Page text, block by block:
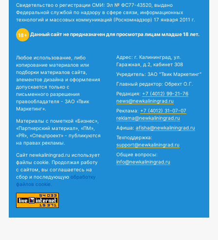
Свидетельство о регистрации СМИ: Эл № ФС77-43520, выдано
Федеральной службой по надзору в сфере связи, информационных
технологий и массовых коммуникаций (Роскомнадзор) 17 января 2011 г.
18+ Данный сайт не предназначен для просмотра лицам младше 18 лет.
Любое использование, либо
копирование материалов или
подборки материалов сайта,
элементов дизайна и оформления
допускается только с
письменного разрешения
правообладателя - ЗАО «Твик
Маркетинг».
Материалы с пометкой «Бизнес»,
«Партнерский материал», «ПМ»,
«PR», «Спецпроект» - публикуются
на правах рекламы.
Сайт newkaliningrad.ru использует
файлы cookie. Продолжая работу
с сайтом, вы соглашаетесь на
сбор и последующую обработку
файлов cookie.
Адрес: г. Калининград, ул.
Гаражная, д.2, кабинет 308
Учредитель: ЗАО "Твик Маркетинг"
Главный редактор: Обрехт О.Г.
Редакция: +7 (4012) 99-21-76
news@newkaliningrad.ru
Реклама: +7 (4012) 31-07-07
reklama@newkaliningrad.ru
Афиша: afisha@newkaliningrad.ru
Техподдержка:
support@newkaliningrad.ru
Общие вопросы:
info@newkaliningrad.ru